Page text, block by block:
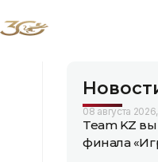
08 августа
Team KZ
финала